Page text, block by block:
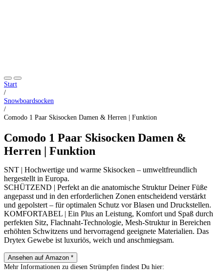
Start
/
Snowboardsocken
/
Comodo 1 Paar Skisocken Damen & Herren | Funktion
Comodo 1 Paar Skisocken Damen &
Herren | Funktion
SNT | Hochwertige und warme Skisocken – umweltfreundlich
hergestellt in Europa.
SCHÜTZEND | Perfekt an die anatomische Struktur Deiner Füße
angepasst und in den erforderlichen Zonen entscheidend verstärkt
und gepolstert – für optimalen Schutz vor Blasen und Druckstellen.
KOMFORTABEL | Ein Plus an Leistung, Komfort und Spaß durch
perfekten Sitz, Flachnaht-Technologie, Mesh-Struktur in Bereichen
erhöhten Schwitzens und hervorragend geeignete Materialien. Das
Drytex Gewebe ist luxuriös, weich und anschmiegsam.
Ansehen auf Amazon *
Mehr Informationen zu diesen Strümpfen findest Du hier: